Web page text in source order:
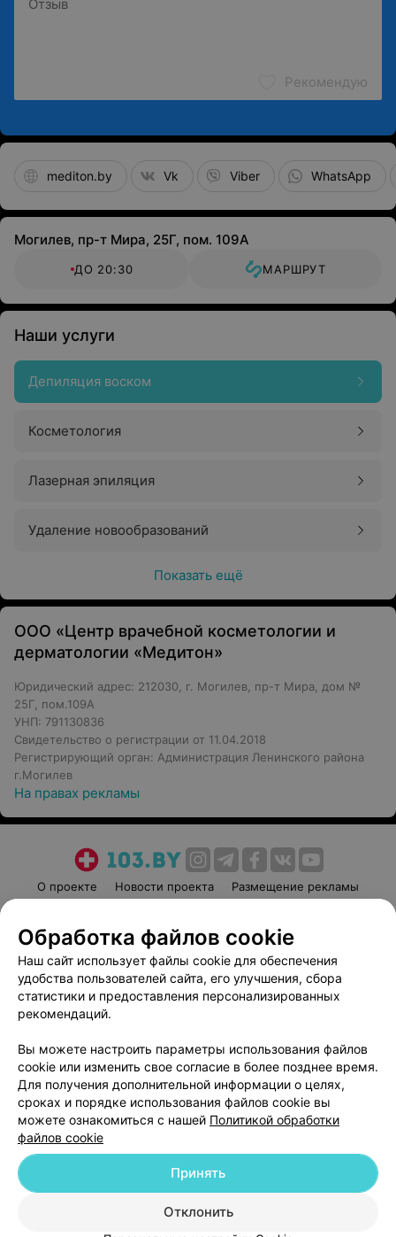
Рекомендую
mediton.by Vk Viber WhatsApp
Могилев, пр-т Мира, 25Г, пом. 109А
ДО 20:30 МАРШРУТ
Наши услуги
Депиляция воском
Косметология
Лазерная эпиляция
Удаление новообразований
Показать ещё
ООО «Центр врачебной косметологии и
дерматологии «Медитон»
Юридический адрес: 212030, г. Могилев, пр-т Мира, дом №
25Г, пом.109А
УНП: 791130836
Свидетельство о регистрации от 11.04.2018
Регистрирующий орган: Администрация Ленинского района
г.Могилев
На правах рекламы
О проекте Новости проекта
Размещение рекламы
Пользовательское соглашение
Способы оплаты
Вакансии
Партнеры
Написать руководителю 103.by
Обработка персональных данных
© 2026 ООО «Артокс Лаб», УНП 191700409
| 220012, Республика Беларусь,
Служба поддержки +375 291212755
Обработка файлов cookie
Наш сайт использует файлы cookie для обеспечения
удобства пользователей сайта, его улучшения, сбора
статистики и предоставления персонализированных
рекомендаций.
Вы можете настроить параметры использования файлов
cookie или изменить свое согласие в более позднее время.
Для получения дополнительной информации о целях,
сроках и порядке использования файлов cookie вы
можете ознакомиться с нашей Политикой обработки
файлов cookie
Отклонить
Принять